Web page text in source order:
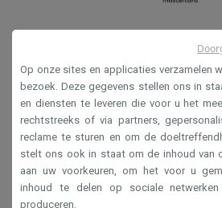
Privacy
Disclaimer
Cookies
Op onze sites en applicaties verzamelen
bezoek. Deze gegevens stellen ons in
en diensten te leveren die voor u het
rechtstreeks of via partners,
reclame te sturen en om de
stelt ons ook in staat om de inhoud van
aan uw voorkeuren, om het voor u
inhoud te delen op sociale
produceren.